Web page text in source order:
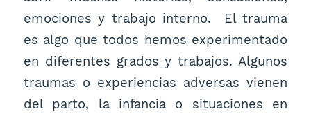
emociones y trabajo interno. El trauma
es algo que todos hemos experimentado
en diferentes grados y trabajos. Algunos
traumas o experiencias adversas vienen
del parto, la infancia o situaciones en